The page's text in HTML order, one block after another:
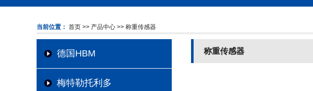
当前位置： 首页 >> 产品中心 >> 称重传感器
德国HBM
梅特勒托利多
称重传感器